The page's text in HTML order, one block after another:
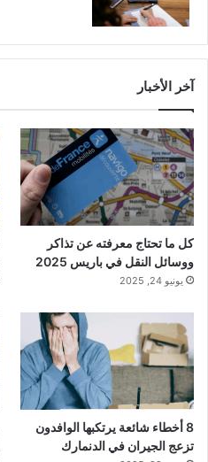
آخر الأخبار
كل ما تحتاج معرفته عن تذاكر
ووسائل النقل في باريس 2025
يونيو 24, 2025
8 أخطاء شائعة يرتكبها الوافدون
تزعج الجيران في الدنمارك